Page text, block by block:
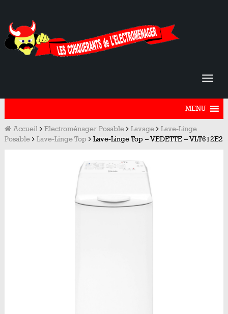
MENU
Accueil Electroménager Posable Lavage
Lave-Linge
Posable
Lave-Linge Top Lave-Linge Top – VEDETTE – VLT612E2